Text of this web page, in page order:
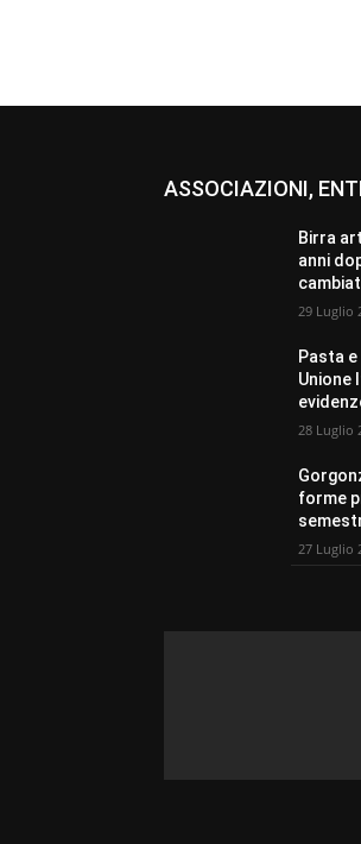
ASSOCIAZIONI,
Birra
anni
29 Luglio
Pasta
Unione
28 Luglio
forme
27 Luglio